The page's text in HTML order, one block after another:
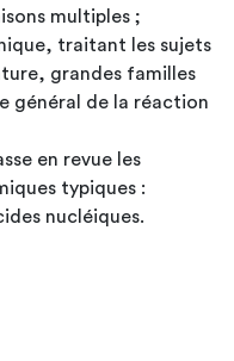
multiples ;
traitant les sujets
grandes familles
général de la réaction
en revue les
typiques :
nucléiques.